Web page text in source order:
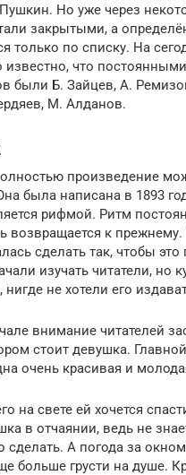
Но уже через
закрытыми, а
только по списку. На
известно, что
были Б. Зайцев, А.
М. Алданов.
произведение
была написана в 1893
рифмой. Ритм
возвращается к
сделать так, чтобы
изучать читатели, но
нигде не хотели его
внимание читателей
стоит девушка.
очень красивая и
на свете ей хочется
в отчаянии, ведь не
сделать. А погода за
больше грусти на душе.